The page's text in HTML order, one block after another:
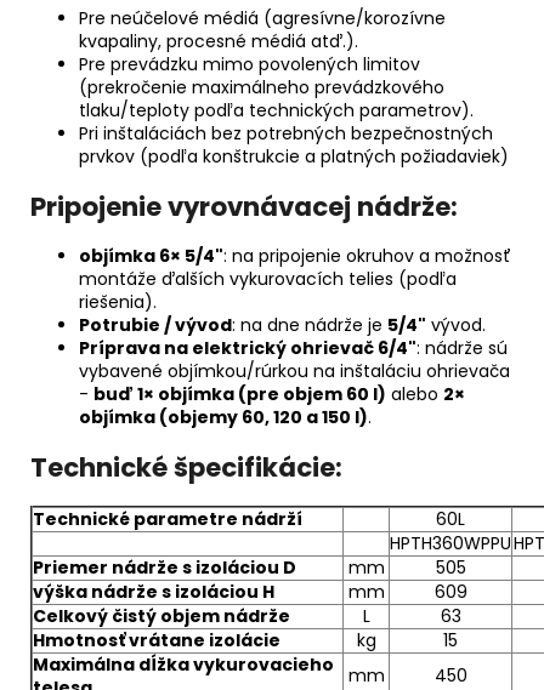
Pre neúčelové médiá (agresívne/korozívne
kvapaliny, procesné médiá atď.).
Pre prevádzku mimo povolených limitov
(prekročenie maximálneho prevádzkového
tlaku/teploty podľa technických parametrov).
Pri inštaláciách bez potrebných bezpečnostných
prvkov (podľa konštrukcie a platných požiadaviek)
Pripojenie vyrovnávacej nádrže:
objímka 6× 5/4": na pripojenie okruhov a možnosť
montáže ďalších vykurovacích telies (podľa
riešenia).
Potrubie / vývod: na dne nádrže je 5/4" vývod.
Príprava na elektrický ohrievač 6/4": nádrže sú
vybavené objímkou/rúrkou na inštaláciu ohrievača
- buď 1× objímka (pre objem 60 l) alebo 2×
objímka (objemy 60, 120 a 150 l).
Technické špecifikácie:
Technické parametre nádrží
60L
HPTH360WPPU
Priemer nádrže s izoláciou D
mm
505
výška nádrže s izoláciou H
mm
609
Celkový čistý objem nádrže
L
63
Hmotnosť vrátane izolácie
kg
15
Maximálna dĺžka vykurovacieho
mm 450